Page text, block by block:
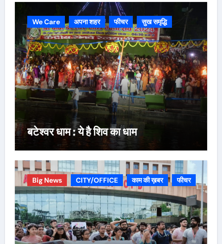
We Care अपना शहर फीचर सुख समृद्धि
बटेश्वर धाम : ये है शिव का धाम
Big News CITY/OFFICE काम की ख़बर फीचर